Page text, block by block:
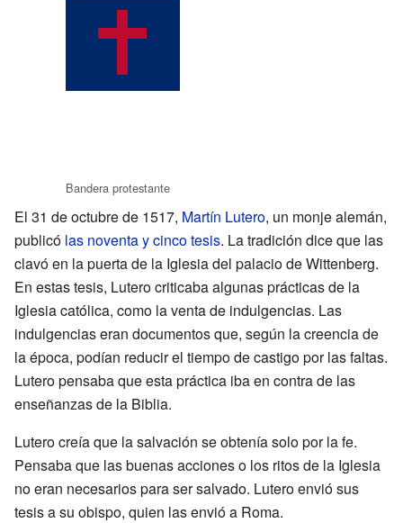
Bandera protestante
El 31 de octubre de 1517, Martín Lutero, un monje alemán,
publicó las noventa y cinco tesis. La tradición dice que las
clavó en la puerta de la Iglesia del palacio de Wittenberg.
En estas tesis, Lutero criticaba algunas prácticas de la
Iglesia católica, como la venta de indulgencias. Las
indulgencias eran documentos que, según la creencia de
la época, podían reducir el tiempo de castigo por las faltas.
Lutero pensaba que esta práctica iba en contra de las
enseñanzas de la Biblia.
Lutero creía que la salvación se obtenía solo por la fe.
Pensaba que las buenas acciones o los ritos de la Iglesia
no eran necesarios para ser salvado. Lutero envió sus
tesis a su obispo, quien las envió a Roma.